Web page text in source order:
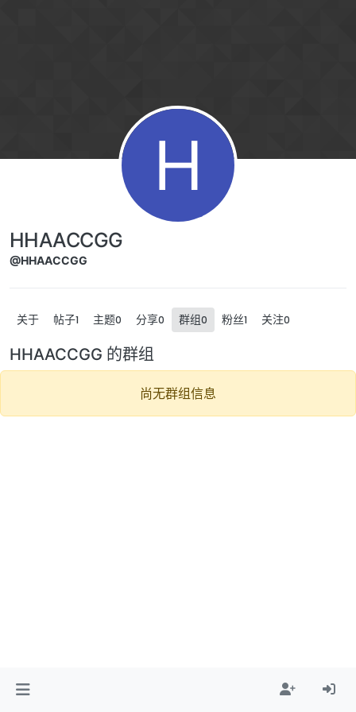
H
HHAACCGG
@HHAACCGG
关于 帖子1 主题0 分享0 群组0 粉丝1 关注0
HHAACCGG 的群组
尚无群组信息